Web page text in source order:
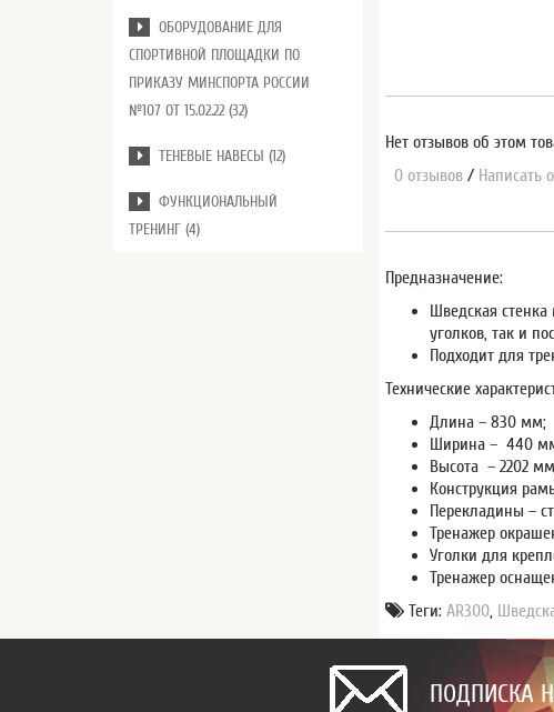
ОБОРУДОВАНИЕ ДЛЯ
СПОРТИВНОЙ ПЛОЩАДКИ ПО
ПРИКАЗУ МИНСПОРТА РОССИИ
№107 ОТ 15.02.22 (32)
ТЕНЕВЫЕ НАВЕСЫ (12)
ФУНКЦИОНАЛЬНЫЙ
ТРЕНИНГ (4)
Нет отзывов об этом
0 отзывов / Написать
Предназначение:
Шведская
уголков, так и
Подходит для
Технические
Длина – 830 мм;
Ширина – 440
Высота – 2202
Конструкция
Перекладины –
Тренажер
Уголки для
Тренажер
Теги:AR300,
ПОДПИСКА